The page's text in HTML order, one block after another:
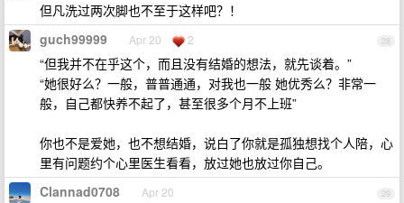
但凡洗过两次脚也不至于这样吧？！
28
guch99999 Apr 20 2
“但我并不在乎这个，而且没有结婚的想法，就先谈着。”
“她很好么？一般，普普通通，对我也一般 她优秀么？非常一
般，自己都快养不起了，甚至很多个月不上班”
你也不是爱她，也不想结婚，说白了你就是孤独想找个人陪，心
里有问题约个心里医生看看，放过她也放过你自己。
29
Clannad0708 Apr 20